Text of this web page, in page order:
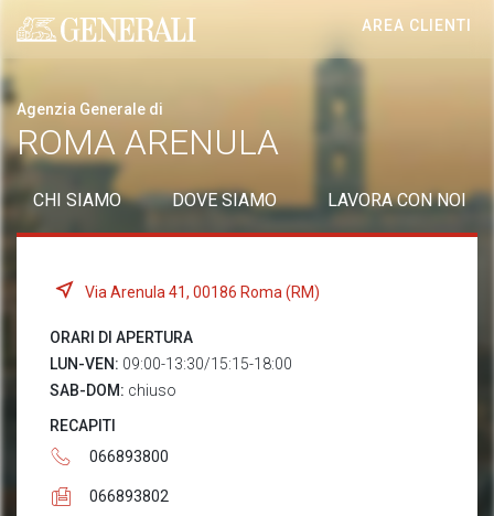
Generali logo
AREA CLIENTI
Agenzia Generale di
ROMA ARENULA
CHI SIAMO DOVE SIAMO LAVORA CON NOI
Via Arenula 41, 00186 Roma (RM)
ORARI DI APERTURA
LUN-VEN: 09:00-13:30/15:15-18:00
SAB-DOM: chiuso
RECAPITI
066893800
066893802